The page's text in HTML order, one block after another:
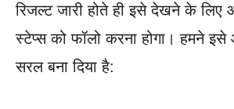
रिजल्ट जारी होते ही इसे देखने के
स्टेप्स को फॉलो करना होगा। हमने
सरल बना दिया है: